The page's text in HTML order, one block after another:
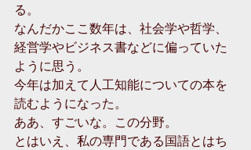
る。
なんだかここ数年は、社会学や哲学、
経営学やビジネス書などに偏っていた
ように思う。
今年は加えて人工知能についての本を
読むようになった。
ああ、すごいな。この分野。
とはいえ、私の専門である国語とはち